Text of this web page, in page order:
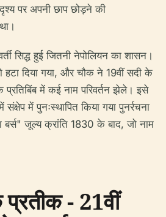
पर अपनी छाप छोड़ने की
सिद्ध हुई जितनी नेपोलियन का शासन।
दिया गया, और चौक ने 19वीं सदी के
प्रतिबिंब में कई नाम परिवर्तन झेले। इसे
में पुनःस्थापित किया गया पुनर्रचना
बर्स" जूल्य क्रांति 1830 के बाद, जो नाम
- 21वीं